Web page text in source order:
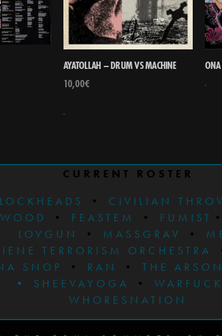
AYATOLLAH – DRUM VS MACHINE
10,00€
ONA
CURRENT ROSTER
• CIVILIAN
• FEASTEM • FUMIST
LOVGUN • MASSGRAV •
TERRORISM ORCHESTRA
SNOP • RAN • THE
• SHEEVAYOGA • WARFUCK
WHORESNATION